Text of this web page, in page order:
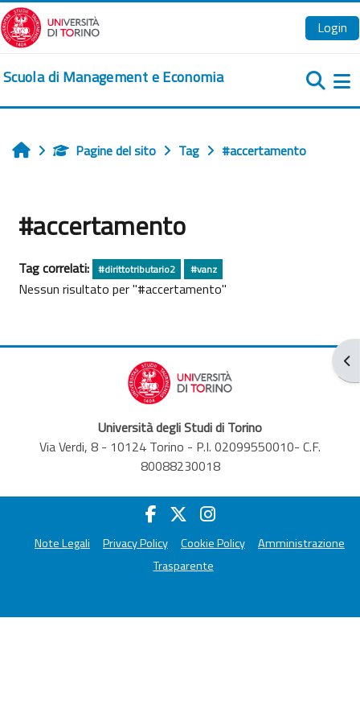
Vai al contenuto principale
Login
Scuola di Management e Economia
HomePagine del sito Tag #accertamento
#accertamento
Tag correlati: #dirittotributario2 #vanz
Nessun risultato per "#accertamento"
Università degli Studi di Torino
Via Verdi, 8 - 10124 Torino - P.I. 02099550010- C.F.
80088230018
Note Legali Privacy Policy Cookie Policy
Amministrazione
Trasparente